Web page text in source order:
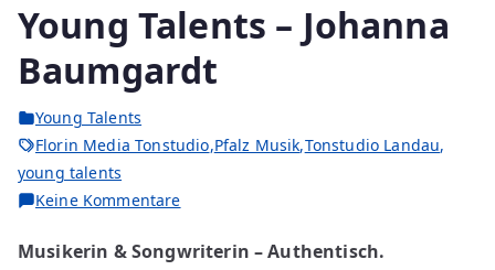
Young Talents – Johanna
Baumgardt
Young Talents
Florin Media Tonstudio,Pfalz Musik,Tonstudio Landau,
young talents
Keine Kommentare
Musikerin & Songwriterin – Authentisch.